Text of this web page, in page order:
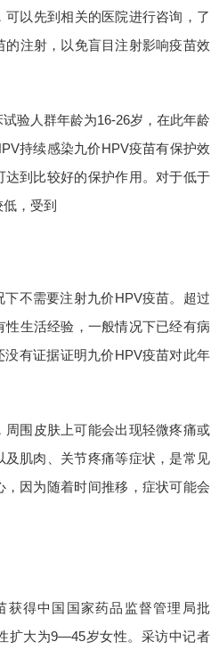
以先到相关的医院进行咨询，了
注射，以免盲目注射影响疫苗效
验人群年龄为16-26岁，在此年龄
持续感染九价HPV疫苗有保护效
到比较好的保护作用。对于低于
，受到
不需要注射九价HPV疫苗。超过
性生活经验，一般情况下已经有病
有证据证明九价HPV疫苗对此年
周围皮肤上可能会出现轻微疼痛或
肌肉、关节疼痛等症状，是常见
因为随着时间推移，症状可能会
获得中国国家药品监督管理局批
扩大为9—45岁女性。采访中记者